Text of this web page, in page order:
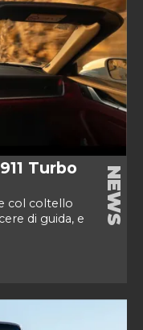
Turbo
col coltello
di guida, e
NEWS